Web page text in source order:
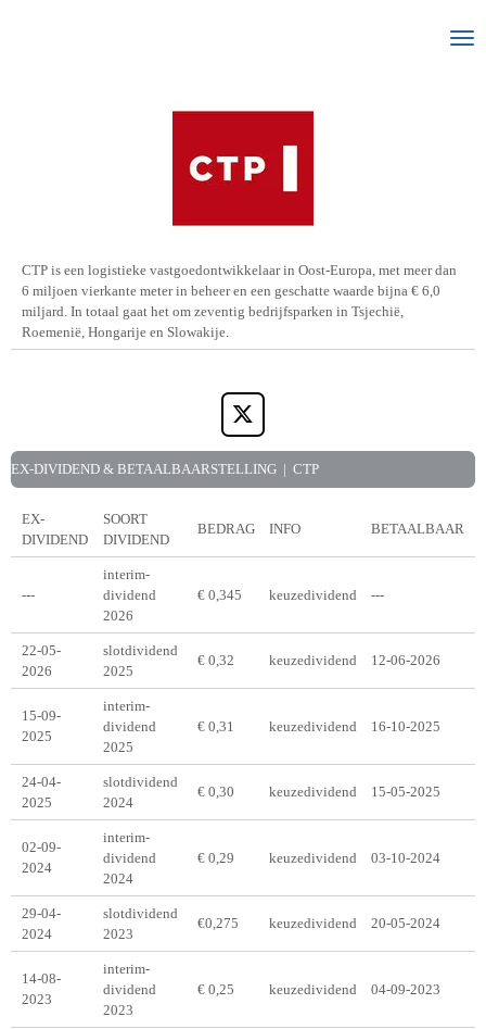
CTP is een logistieke vastgoedontwikkelaar in Oost-Europa, met meer dan
6 miljoen vierkante meter in beheer en een geschatte waarde bijna € 6,0
miljard. In totaal gaat het om zeventig bedrijfsparken in Tsjechië,
Roemenië, Hongarije en Slowakije.
X
EX-DIVIDEND & BETAALBAARSTELLING | CTP
EX-
DIVIDEND
SOORT
DIVIDEND
BEDRAG INFO BETAALBAAR
---
interim-
dividend
2026
€ 0,345 keuzedividend ---
22-05-
2026
slotdividend
2025
€ 0,32 keuzedividend 12-06-2026
15-09-
2025
interim-
dividend
2025
€ 0,31 keuzedividend 16-10-2025
24-04-
2025
slotdividend
2024
€ 0,30 keuzedividend 15-05-2025
02-09-
2024
interim-
dividend
2024
€ 0,29 keuzedividend 03-10-2024
29-04-
2024
slotdividend
2023
€0,275 keuzedividend 20-05-2024
14-08-
2023
interim-
dividend
2023
€ 0,25 keuzedividend 04-09-2023